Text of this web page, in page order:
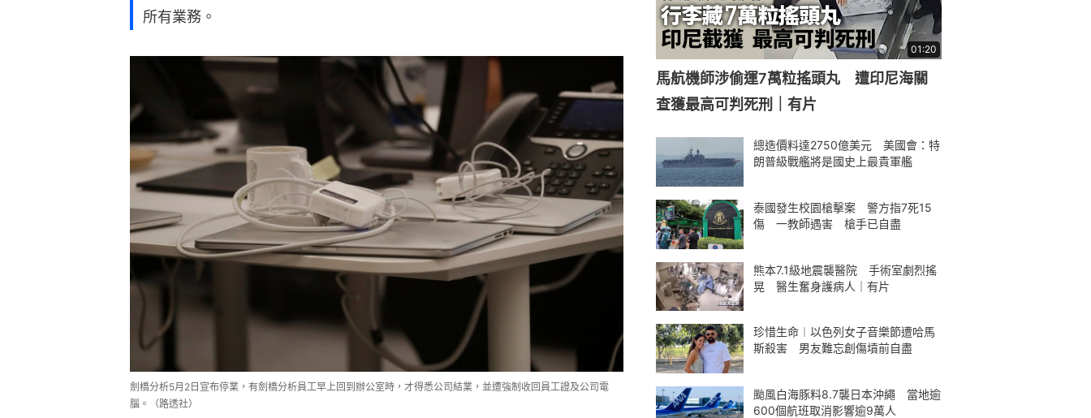
所有業務。
劍橋分析5月2日宣布停業，有劍橋分析員工早上回到辦公室時，才得悉公司結業，並遭強制收回員工證及公司電
腦。（路透社）
01:20
馬航機師涉偷運7萬粒搖頭丸 遭印尼海關
查獲最高可判死刑｜有片
總造價料達2750億美元 美國會：特
朗普級戰艦將是國史上最貴軍艦
泰國發生校園槍擊案 警方指7死15
傷 一教師遇害 槍手已自盡
熊本7.1級地震襲醫院 手術室劇烈搖
晃 醫生奮身護病人｜有片
珍惜生命︱以色列女子音樂節遭哈馬
斯殺害 男友難忘創傷墳前自盡
颱風白海豚料8.7襲日本沖繩 當地逾
600個航班取消影響逾9萬人